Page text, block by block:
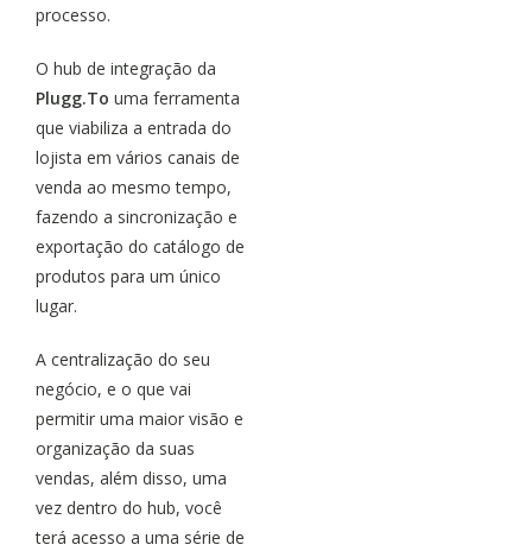
processo.
O hub de integração da
Plugg.To uma ferramenta
que viabiliza a entrada do
lojista em vários canais de
venda ao mesmo tempo,
fazendo a sincronização e
exportação do catálogo de
produtos para um único
lugar.
A centralização do seu
negócio, e o que vai
permitir uma maior visão e
organização da suas
vendas, além disso, uma
vez dentro do hub, você
terá acesso a uma série de